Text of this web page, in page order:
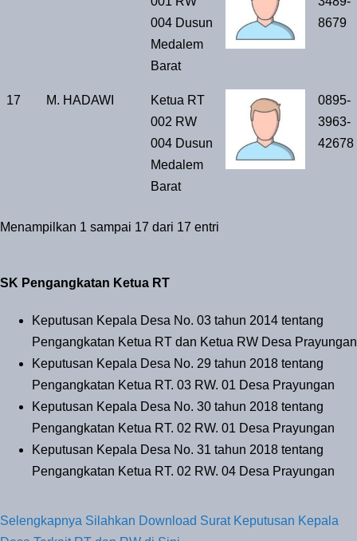
004 Dusun
Medalem
Barat
8679
17 M. HADAWI
Ketua RT
002 RW
004 Dusun
Medalem
Barat
0895-
3963-
42678
Menampilkan 1 sampai 17 dari 17 entri
SK Pengangkatan Ketua RT
Keputusan Kepala Desa No. 03 tahun 2014 tentang
Pengangkatan Ketua RT dan Ketua RW Desa Prayungan
Keputusan Kepala Desa No. 29 tahun 2018 tentang
Pengangkatan Ketua RT. 03 RW. 01 Desa Prayungan
Keputusan Kepala Desa No. 30 tahun 2018 tentang
Pengangkatan Ketua RT. 02 RW. 01 Desa Prayungan
Keputusan Kepala Desa No. 31 tahun 2018 tentang
Pengangkatan Ketua RT. 02 RW. 04 Desa Prayungan
Selengkapnya Silahkan Download Surat Keputusan Kepala